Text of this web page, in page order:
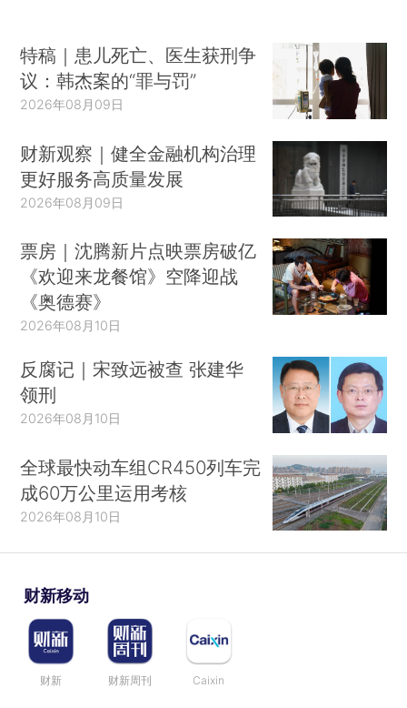
特稿｜患儿死亡、医生获刑争
议：韩杰案的“罪与罚”
2026年08月09日
财新观察｜健全金融机构治理
更好服务高质量发展
2026年08月09日
票房｜沈腾新片点映票房破亿
《欢迎来龙餐馆》空降迎战
《奥德赛》
2026年08月10日
反腐记｜宋致远被查 张建华
领刑
2026年08月10日
全球最快动车组CR450列车完
成60万公里运用考核
2026年08月10日
财新移动
财新 财新周刊 Caixin